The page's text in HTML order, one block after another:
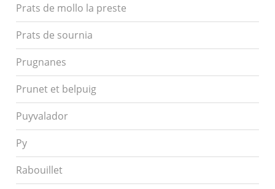
Prats de mollo la preste
Prats de sournia
Prugnanes
Prunet et belpuig
Puyvalador
Py
Rabouillet